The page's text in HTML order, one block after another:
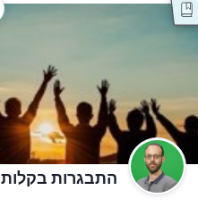
התבגרות בקלות